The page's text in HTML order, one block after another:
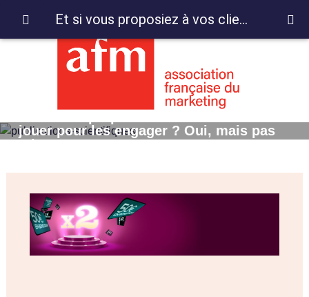
jouer pour les engager ? Oui, mais pas
n’importe comment !
Et si vous proposiez à vos clients de jouer pour les engager ? Oui, mais pas n’importe comment !